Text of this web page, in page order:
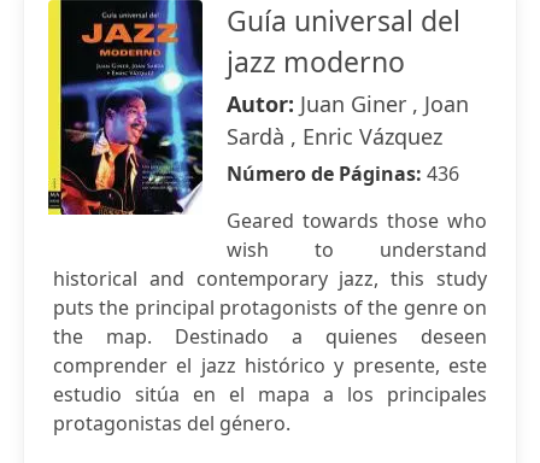
Guía universal del
jazz moderno
Autor: Juan Giner , Joan
Sardà , Enric Vázquez
Número de Páginas: 436
Geared towards those who
wish to understand
historical and contemporary jazz, this study
puts the principal protagonists of the genre on
the map. Destinado a quienes deseen
comprender el jazz histórico y presente, este
estudio sitúa en el mapa a los principales
protagonistas del género.